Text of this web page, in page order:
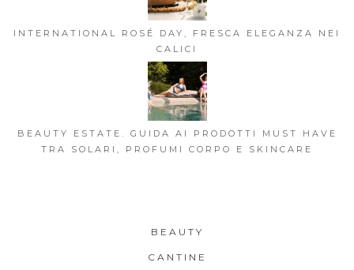
INTERNATIONAL ROSÉ DAY, FRESCA ELEGANZA NEI
CALICI
BEAUTY ESTATE. GUIDA AI PRODOTTI MUST HAVE
TRA SOLARI, PROFUMI CORPO E SKINCARE
BEAUTY
CANTINE